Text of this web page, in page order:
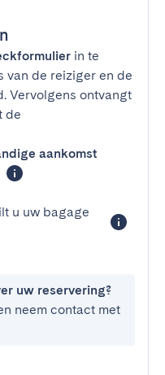
in te
van de reiziger en de
Vervolgens ontvangt
de
aankomst
u uw bagage
uw reservering?
neem contact met